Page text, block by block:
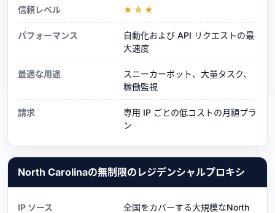
信頼レベル ★☆★
パフォーマンス
自動化および API リクエストの最
大速度
最適な用途
スニーカーボット、大量タスク、
稼働監視
請求
専用 IP ごとの低コストの月額プラ
ン
North Carolinaの無制限のレジデンシャルプロキシ
IP ソース
全国をカバーする大規模なNorth